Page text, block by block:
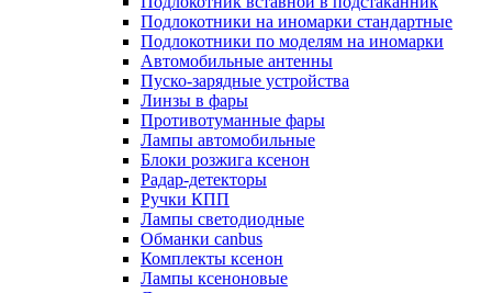
Подлокотники на иномарки стандартные
Подлокотники по моделям на иномарки
Автомобильные антенны
Пуско-зарядные устройства
Линзы в фары
Противотуманные фары
Лампы автомобильные
Блоки розжига ксенон
Радар-детекторы
Ручки КПП
Лампы светодиодные
Обманки canbus
Комплекты ксенон
Лампы ксеноновые